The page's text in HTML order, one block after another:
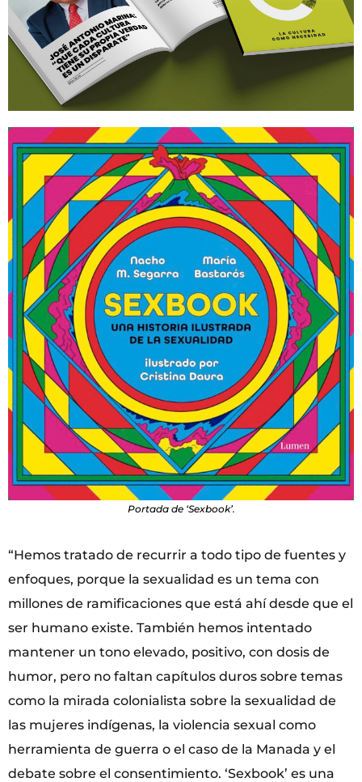
Portada de ‘Sexbook’.
“Hemos tratado de recurrir a todo tipo de fuentes y
enfoques, porque la sexualidad es un tema con
millones de ramificaciones que está ahí desde que el
ser humano existe. También hemos intentado
mantener un tono elevado, positivo, con dosis de
humor, pero no faltan capítulos duros sobre temas
como la mirada colonialista sobre la sexualidad de
las mujeres indígenas, la violencia sexual como
herramienta de guerra o el caso de la Manada y el
debate sobre el consentimiento. ‘Sexbook’ es una